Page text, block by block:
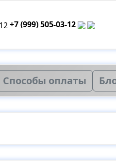
+7 (999) 505-03-12
Способы оплаты